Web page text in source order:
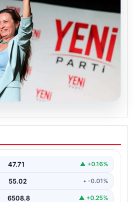
İl Başkanı İlksen
bir rüşvet soruşturmasında
47.71 ▲ +0.16%
55.02 • -0.01%
6508.8 ▲ +0.25%